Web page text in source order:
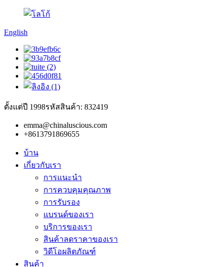
English
ตั้งแต่ปี 1998รหัสสินค้า: 832419
emma@chinaluscious.com
+8613791869655
บ้าน
เกี่ยวกับเรา
การแนะนำ
การควบคุมคุณภาพ
การรับรอง
แบรนด์ของเรา
บริการของเรา
สินค้าลดราคาของเรา
วิดีโอผลิตภัณฑ์
สินค้า